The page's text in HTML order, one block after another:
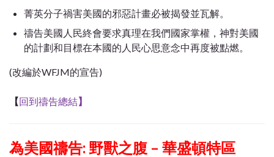
菁英分子禍害美國的邪惡計畫必被揭發並瓦解。
禱告美國人民終會要求真理在我們國家掌權，神對美國
的計劃和目標在本國的人民心思意念中再度被點燃。
(改編於WFJM的宣告)
【回到禱告總結】
為美國禱告: 野獸之腹 – 華盛頓特區